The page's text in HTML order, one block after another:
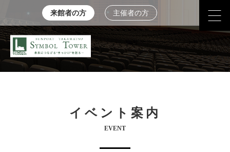
来館者の方 主催者の方
イベント案内
EVENT